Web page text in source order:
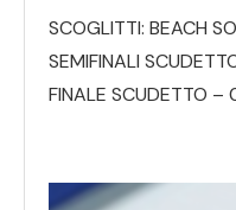
SCOGLITTI: BEACH
SEMIFINALI
FINALE SCUDETTO